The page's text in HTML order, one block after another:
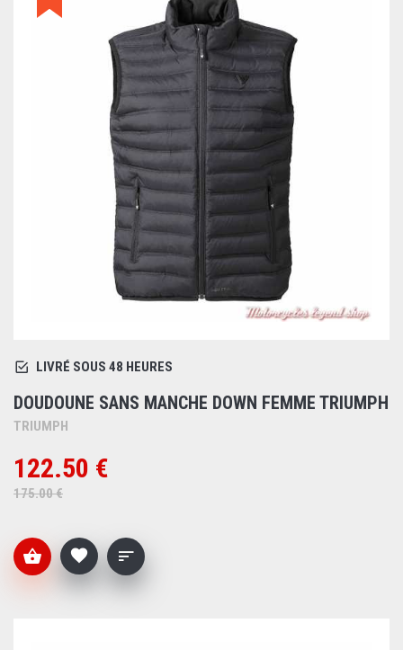
LIVRÉ SOUS 48 HEURES
DOUDOUNE SANS MANCHE DOWN FEMME TRIUMPH
TRIUMPH
122.50 €
175.00 €